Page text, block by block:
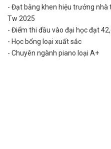
- Đạt bằng khen hiệu trưởng
Tw 2025
- Điểm thi đầu vào đại học đạt
- Học bổng loại xuất sắc
- Chuyên ngành piano loại A+